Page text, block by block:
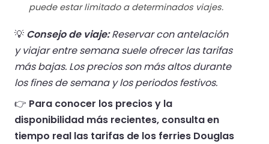
puede estar limitado a determinados viajes.
💡 Consejo de viaje:Reservar con antelación
y viajar entre semana suele ofrecer las tarifas
más bajas. Los precios son más altos durante
los fines de semana y los periodos festivos.
👉 Para conocer los precios y la
disponibilidad más recientes, consulta en
tiempo real las tarifas de los ferries Douglas